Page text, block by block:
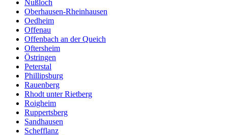
Nußloch
Oberhausen-Rheinhausen
Oedheim
Offenau
Offenbach an der Queich
Oftersheim
Östringen
Peterstal
Phillipsburg
Rauenberg
Rhodt unter Rietberg
Roigheim
Ruppertsberg
Sandhausen
Schefflanz